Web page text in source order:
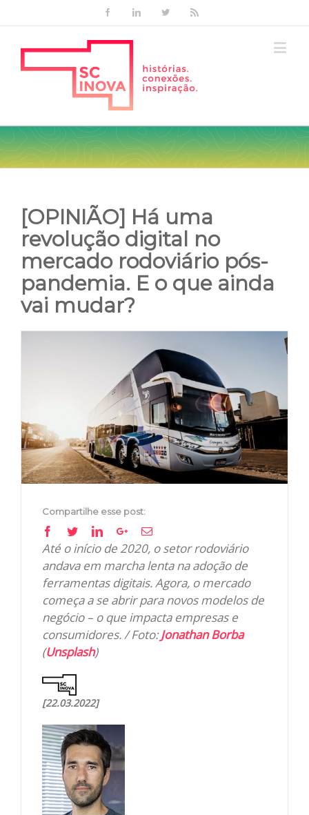
FacebookLinkedinTwitter
[OPINIÃO] Há uma
revolução digital no
mercado rodoviário pós-
pandemia. E o que ainda
vai mudar?
Compartilhe esse post:
Facebook
TwitterLinkedinGoogle+Email
Até o início de 2020, o setor rodoviário
andava em marcha lenta na adoção de
ferramentas digitais. Agora, o mercado
começa a se abrir para novos modelos de
negócio – o que impacta empresas e
consumidores. / Foto:Jonathan Borba
(Unsplash)
[22.03.2022]